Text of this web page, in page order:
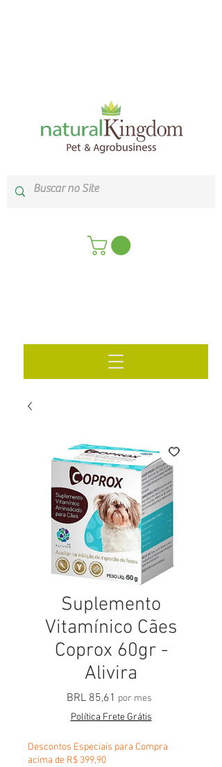
Suplemento
Vitamínico Cães
Coprox 60gr -
Alivira
BRL 85,61 Precio
por mes
Política Frete Grátis
Descontos Especiais para Compra
acima de R$ 399,90